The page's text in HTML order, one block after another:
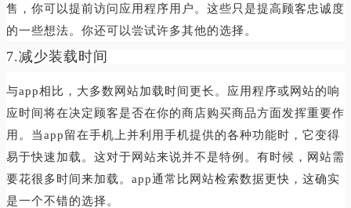
售，你可以提前访问应用程序用户。这些只是提高顾客忠诚度
的一些想法。你还可以尝试许多其他的选择。
7.减少装载时间
与app相比，大多数网站加载时间更长。应用程序或网站的响
应时间将在决定顾客是否在你的商店购买商品方面发挥重要作
用。当app留在手机上并利用手机提供的各种功能时，它变得
易于快速加载。这对于网站来说并不是特例。有时候，网站需
要花很多时间来加载。app通常比网站检索数据更快，这确实
是一个不错的选择。